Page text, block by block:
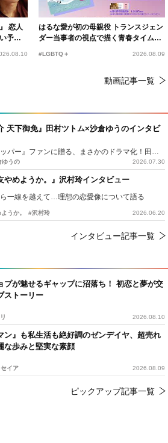
プが魅せるギャップに沼落ち！ 初恋と夢が交
ストーリー
2026.08.10
ン』も私生活も絶好調のゼンデイヤ、超売れ
な歩みと堅実な素顔
イア 2026.08.09
ピックアップ記事一覧
恋人
予告
はるな愛が初の母親役 トランスジェン
ダー当事者の視点で描く青春タイムス
#LGBTQ＋ 2026.08.09
動画記事一覧
天下御免』田村ツトム×沙倉ゆうのインタビ
ゆうの 2026.07.30
やめようか。』沢村玲インタビュー
一線を越えて…理想の恋愛像について語る
うか。 #沢村玲 2026.06.20
インタビュー記事一覧